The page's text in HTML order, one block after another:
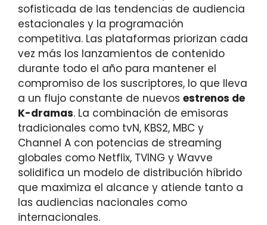
sofisticada de las tendencias de audiencia
estacionales y la programación
competitiva. Las plataformas priorizan cada
vez más los lanzamientos de contenido
durante todo el año para mantener el
compromiso de los suscriptores, lo que lleva
a un flujo constante de nuevos estrenos de
K-dramas. La combinación de emisoras
tradicionales como tvN, KBS2, MBC y
Channel A con potencias de streaming
globales como Netflix, TVING y Wavve
solidifica un modelo de distribución híbrido
que maximiza el alcance y atiende tanto a
las audiencias nacionales como
internacionales.